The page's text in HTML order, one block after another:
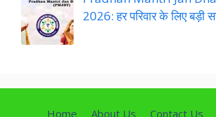
2026: हर परिवार के लिए बड़ी
Home About Us Contact Us